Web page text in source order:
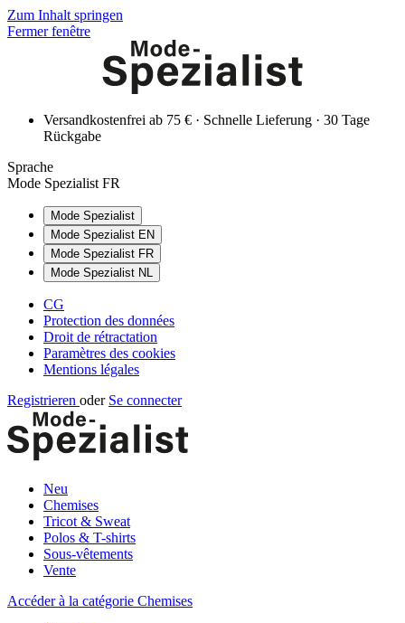
Zum Inhalt springen
Fermer fenêtre
Versandkostenfrei ab 75 € · Schnelle Lieferung · 30 Tage
Rückgabe
Sprache
Mode Spezialist FR
Mode Spezialist
Mode Spezialist EN
Mode Spezialist FR
Mode Spezialist NL
CG
Protection des données
Droit de rétractation
Paramètres des cookies
Mentions légales
Registrieren oder Se connecter
Neu
Chemises
Tricot & Sweat
Polos & T-shirts
Sous-vêtements
Vente
Accéder à la catégorie Chemises